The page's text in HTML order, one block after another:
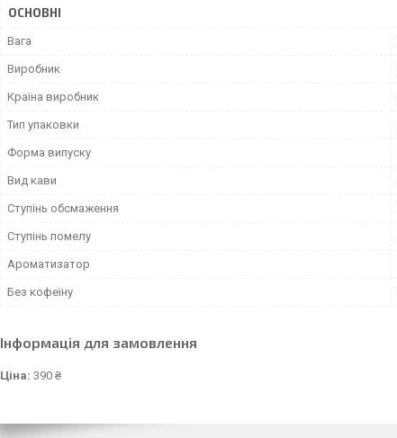
ОСНОВНІ
Вага
Виробник
Країна виробник
Тип упаковки
Форма випуску
Вид кави
Ступінь обсмаження
Ступінь помелу
Ароматизатор
Без кофеїну
Інформація для замовлення
Ціна: 390 ₴